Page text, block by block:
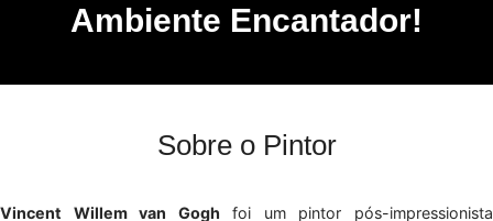
Ambiente Encantador!
Sobre o Pintor
Vincent Willem van Gogh foi um pintor pós-impressionista